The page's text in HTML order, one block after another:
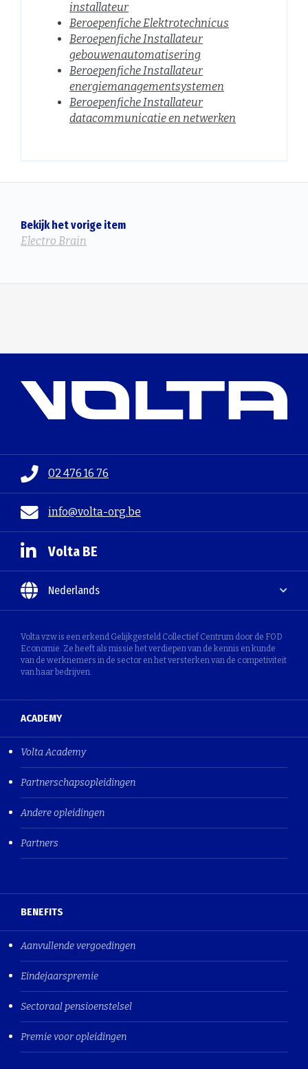
installateur
Beroepenfiche Elektrotechnicus
Beroepenfiche Installateur
gebouwenautomatisering
Beroepenfiche Installateur
energiemanagementsystemen
Beroepenfiche Installateur
datacommunicatie en netwerken
Bekijk het vorige item
Electro Brain
02 476 16 76
info@volta-org.be
Volta vzw is een erkend Gelijkgesteld Collectief Centrum door de FOD
Economie. Ze heeft als missie het verdiepen van de kennis en kunde
van de werknemers in de sector en het versterken van de competiviteit
van haar bedrijven.
Volta BE
Nederlands
ACADEMY
Volta Academy
Partnerschapsopleidingen
Andere opleidingen
Partners
BENEFITS
Aanvullende vergoedingen
Eindejaarspremie
Sectoraal pensioenstelsel
Premie voor opleidingen